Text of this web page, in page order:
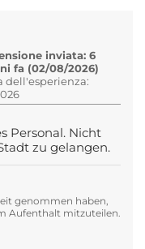
inviata: 6
fa (02/08/2026)
dell'esperienza:
Personal. Nicht
zu gelangen.
genommen haben,
Aufenthalt mitzuteilen.